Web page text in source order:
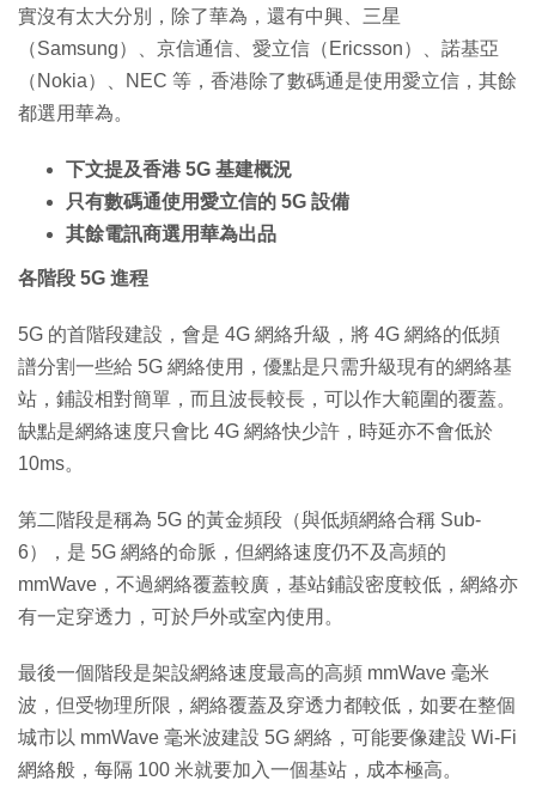
實沒有太大分別，除了華為，還有中興、三星
（Samsung）、京信通信、愛立信（Ericsson）、諾基亞
（Nokia）、NEC 等，香港除了數碼通是使用愛立信，其餘
都選用華為。
下文提及香港 5G 基建概況
只有數碼通使用愛立信的 5G 設備
其餘電訊商選用華為出品
各階段 5G 進程
5G 的首階段建設，會是 4G 網絡升級，將 4G 網絡的低頻
譜分割一些給 5G 網絡使用，優點是只需升級現有的網絡基
站，鋪設相對簡單，而且波長較長，可以作大範圍的覆蓋。
缺點是網絡速度只會比 4G 網絡快少許，時延亦不會低於
10ms。
第二階段是稱為 5G 的黃金頻段（與低頻網絡合稱 Sub-
6），是 5G 網絡的命脈，但網絡速度仍不及高頻的
mmWave，不過網絡覆蓋較廣，基站鋪設密度較低，網絡亦
有一定穿透力，可於戶外或室內使用。
最後一個階段是架設網絡速度最高的高頻 mmWave 毫米
波，但受物理所限，網絡覆蓋及穿透力都較低，如要在整個
城市以 mmWave 毫米波建設 5G 網絡，可能要像建設 Wi-Fi
網絡般，每隔 100 米就要加入一個基站，成本極高。